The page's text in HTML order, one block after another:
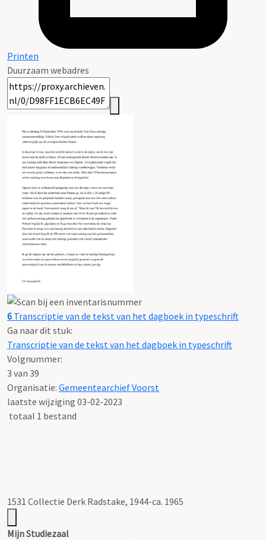
Printen
Duurzaam webadres
6 Transcriptie van de tekst van het dagboek in typeschrift
Ga naar dit stuk:
Transcriptie van de tekst van het dagboek in typeschrift
Volgnummer:
3 van 39
Organisatie: Gemeentearchief Voorst
laatste wijziging 03-02-2023
totaal 1 bestand
1531 Collectie Derk Radstake, 1944-ca. 1965
Mijn Studiezaal